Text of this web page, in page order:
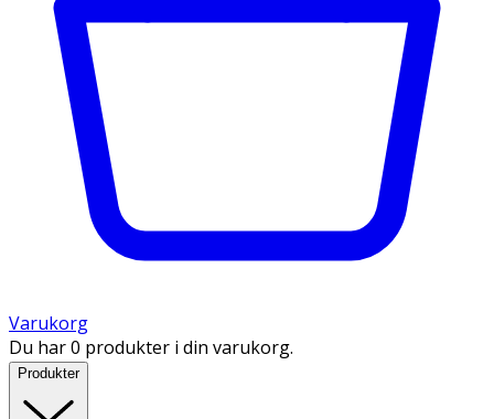
Varukorg
Du har 0 produkter i din varukorg.
Produkter